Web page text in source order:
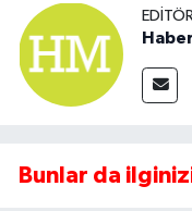
Bunlar da